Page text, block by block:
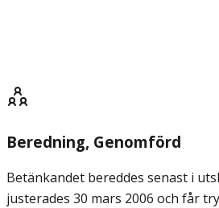
Beredning, Genomförd
Betänkandet bereddes senast i
justerades 30 mars 2006 och får